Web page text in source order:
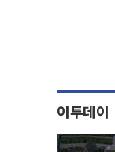
이투데이